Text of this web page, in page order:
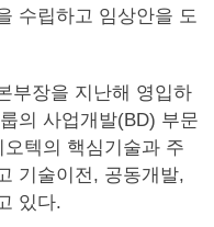
수립하고 임상안을 도
부장을 지난해 영입하
의 사업개발(BD) 부문
텍의 핵심기술과 주
기술이전, 공동개발,
있다.